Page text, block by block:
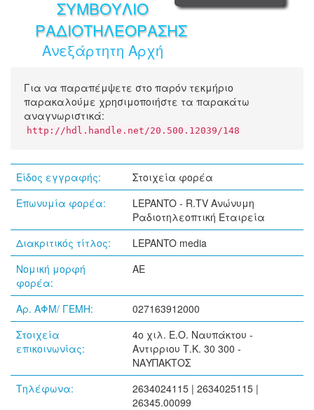
ΣΥΜΒΟΥΛΙΟ
ΡΑΔΙΟΤΗΛΕΟΡΑΣΗΣ
Ανεξάρτητη Αρχή
Για να παραπέμψετε στο παρόν τεκμήριο
παρακαλούμε χρησιμοποιήστε τα παρακάτω
αναγνωριστικά:
http://hdl.handle.net/20.500.12039/148
Είδος εγγραφής:
Στοιχεία φορέα
Επωνυμία φορέα:
LEPANTO - R.TV Ανώνυμη
Ραδιοτηλεοπτική Εταιρεία
Διακριτικός τίτλος:
LEPANTO media
Νομική μορφή
φορέα:
ΑΕ
Αρ. ΑΦΜ/ ΓΕΜΗ:
027163912000
Στοιχεία
επικοινωνίας:
4ο χιλ. Ε.Ο. Ναυπάκτου -
Αντιρριου Τ.Κ. 30 300 -
ΝΑΥΠΑΚΤΟΣ
Τηλέφωνα:
2634024115 | 2634025115 |
26345.00099